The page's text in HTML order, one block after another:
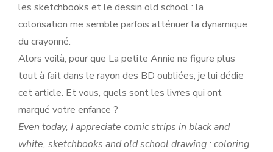
les sketchbooks et le dessin old school : la
colorisation me semble parfois atténuer la dynamique
du crayonné.
Alors voilà, pour que La petite Annie ne figure plus
tout à fait dans le rayon des BD oubliées, je lui dédie
cet article. Et vous, quels sont les livres qui ont
marqué votre enfance ?
Even today, I appreciate comic strips in black and
white, sketchbooks and old school drawing : coloring